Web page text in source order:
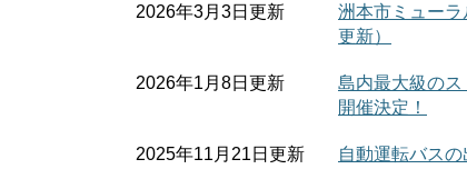
2026年3月3日更新
洲本市ミュー
更新）
2026年1月8日更新
島内最大級のス
開催決定！
2025年11月21日更新 自動運転バス